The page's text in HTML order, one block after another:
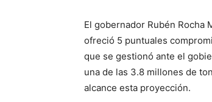
El gobernador Rubén Rocha
ofreció 5 puntuales
que se gestionó ante el
una de las 3.8 millones de
alcance esta proyección.